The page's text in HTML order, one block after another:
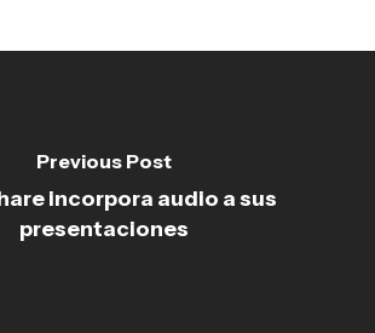
Previous Post
incorpora audio a sus
presentaciones